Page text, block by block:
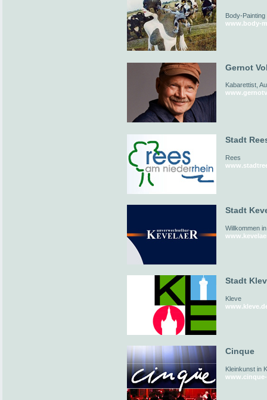
Body-Painting
www.body-
Gernot
Kabarettist,
Stadt
Rees
Stadt
Willkommen
Stadt
Kleve
Cinque
Kleinkunst in